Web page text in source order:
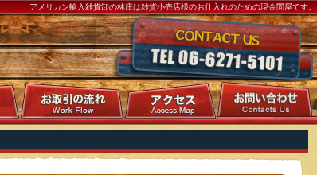
アメリカン輸入雑貨卸の林庄は雑貨小売店様のお仕入れのための現金問屋です。